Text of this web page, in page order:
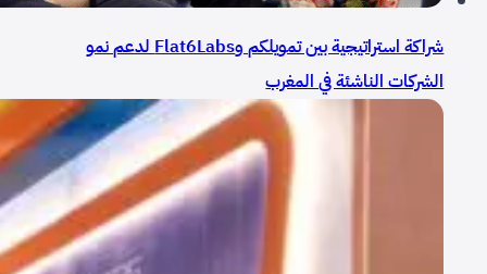
شراكة استراتيجية بين تمويلكم وFlat6Labs لدعم نمو
الشركات الناشئة في المغرب